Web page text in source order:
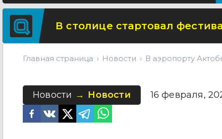
В столице стартовал
Главная страница Новости В аэропорту
Новости Новости 16 февраля,